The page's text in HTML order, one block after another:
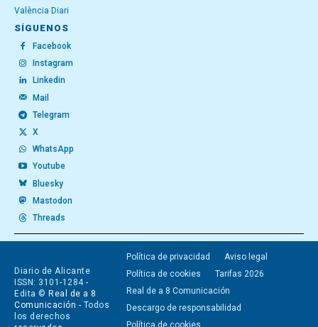
València Diari
SÍGUENOS
Facebook
Instagram
Linkedin
Mail
Telegram
X
WhatsApp
Youtube
Bluesky
Mastodon
Threads
Diario de Alicante
ISSN: 3101-1284 -
Edita © Real de a 8
Comunicación - Todos
los derechos
Política de privacidad
Aviso legal
Política de cookies
Tarifas 2026
Real de a 8 Comunicación
Descargo de responsabilidad